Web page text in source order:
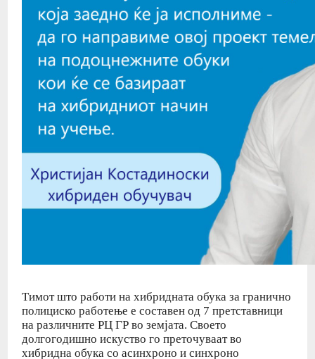
Тимот што работи на хибридната обука за гранично
полициско работење е составен од 7 претставници
на различните РЦ ГР во земјата. Своето
долгогодишно искуство го преточуваат во
хибридна обука со асинхроно и синхроно